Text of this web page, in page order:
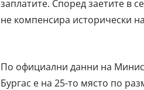
заплатите. Според заетите в
не компенсира исторически
По официални данни на
Бургас е на 25-то място по